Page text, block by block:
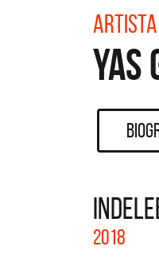
Artista
Yas
2018